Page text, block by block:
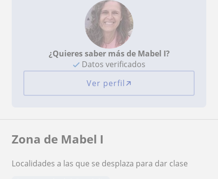
¿Quieres saber más de Mabel I?
Datos verificados
Ver perfil
Zona de Mabel I
Localidades a las que se desplaza para dar clase